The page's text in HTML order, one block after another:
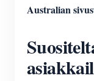
Australian